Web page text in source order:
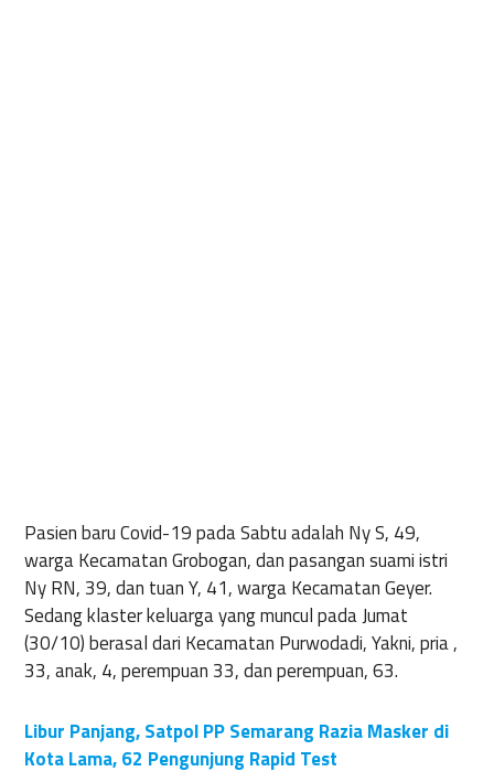
Pasien baru Covid-19 pada Sabtu adalah Ny S, 49,
warga Kecamatan Grobogan, dan pasangan suami istri
Ny RN, 39, dan tuan Y, 41, warga Kecamatan Geyer.
Sedang klaster keluarga yang muncul pada Jumat
(30/10) berasal dari Kecamatan Purwodadi, Yakni, pria ,
33, anak, 4, perempuan 33, dan perempuan, 63.
Libur Panjang, Satpol PP Semarang Razia Masker di
Kota Lama, 62 Pengunjung Rapid Test